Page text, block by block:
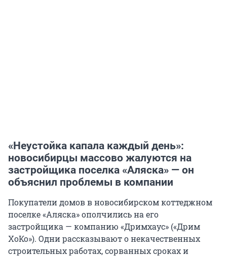
«Неустойка капала каждый день»:
новосибирцы массово жалуются на
застройщика поселка «Аляска» — он
объяснил проблемы в компании
Покупатели домов в новосибирском коттеджном
поселке «Аляска» ополчились на его
застройщика — компанию «Дримхаус» («Дрим
ХоКо»). Одни рассказывают о некачественных
строительных работах, сорванных сроках и